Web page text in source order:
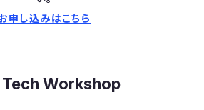
申し込みはこちら
Workshop